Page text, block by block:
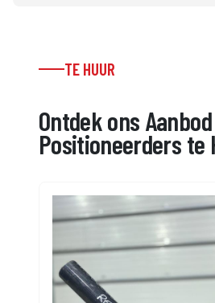
TE HUUR
Ontdek ons
Positioneerders te